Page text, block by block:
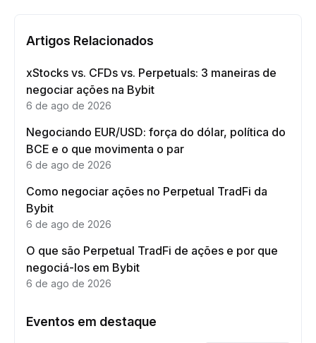
Artigos Relacionados
xStocks vs. CFDs vs. Perpetuals: 3 maneiras de
negociar ações na Bybit
6 de ago de 2026
Negociando EUR/USD: força do dólar, política do
BCE e o que movimenta o par
6 de ago de 2026
Como negociar ações no Perpetual TradFi da
Bybit
6 de ago de 2026
O que são Perpetual TradFi de ações e por que
negociá-los em Bybit
6 de ago de 2026
Eventos em destaque